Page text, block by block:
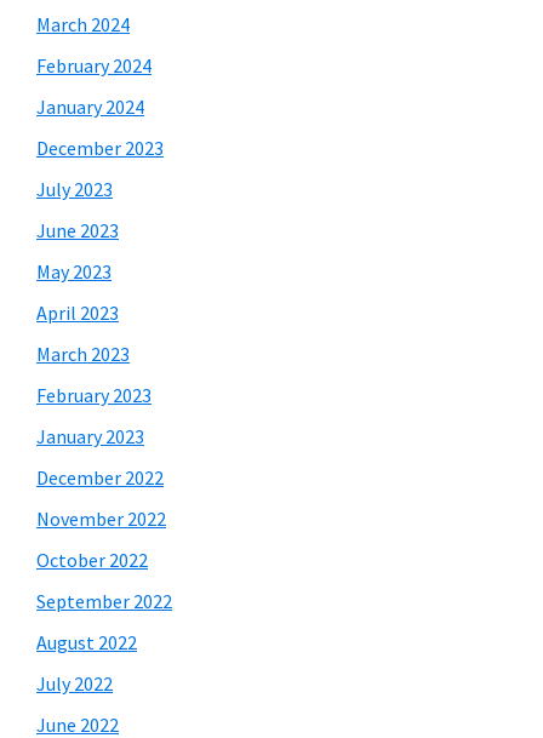
March 2024
February 2024
January 2024
December 2023
July 2023
June 2023
May 2023
April 2023
March 2023
February 2023
January 2023
December 2022
November 2022
October 2022
September 2022
August 2022
July 2022
June 2022